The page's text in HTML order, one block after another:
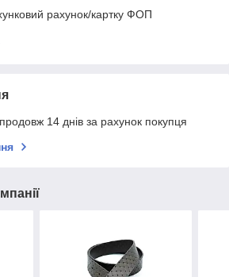
рахунок/картку ФОП
14 днів за рахунок покупця